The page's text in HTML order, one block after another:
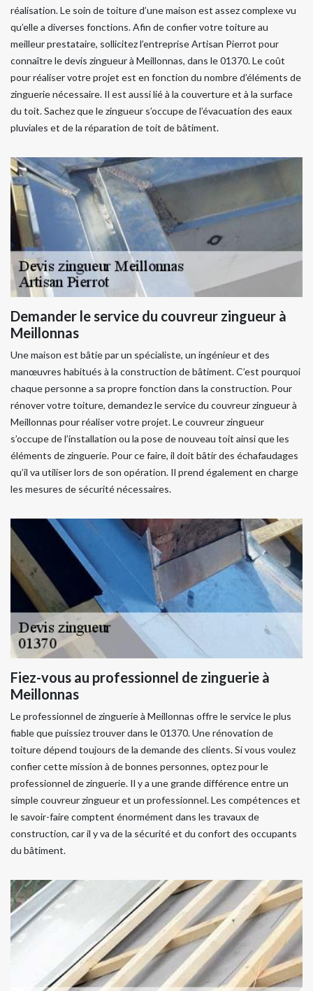
réalisation. Le soin de toiture d’une maison est assez complexe vu
qu’elle a diverses fonctions. Afin de confier votre toiture au
meilleur prestataire, sollicitez l’entreprise Artisan Pierrot pour
connaître le devis zingueur à Meillonnas, dans le 01370. Le coût
pour réaliser votre projet est en fonction du nombre d’éléments de
zinguerie nécessaire. Il est aussi lié à la couverture et à la surface
du toit. Sachez que le zingueur s’occupe de l’évacuation des eaux
pluviales et de la réparation de toit de bâtiment.
Demander le service du couvreur zingueur à
Meillonnas
Une maison est bâtie par un spécialiste, un ingénieur et des
manœuvres habitués à la construction de bâtiment. C’est pourquoi
chaque personne a sa propre fonction dans la construction. Pour
rénover votre toiture, demandez le service du couvreur zingueur à
Meillonnas pour réaliser votre projet. Le couvreur zingueur
s’occupe de l’installation ou la pose de nouveau toit ainsi que les
éléments de zinguerie. Pour ce faire, il doit bâtir des échafaudages
qu’il va utiliser lors de son opération. Il prend également en charge
les mesures de sécurité nécessaires.
Fiez-vous au professionnel de zinguerie à
Meillonnas
Le professionnel de zinguerie à Meillonnas offre le service le plus
fiable que puissiez trouver dans le 01370. Une rénovation de
toiture dépend toujours de la demande des clients. Si vous voulez
confier cette mission à de bonnes personnes, optez pour le
professionnel de zinguerie. Il y a une grande différence entre un
simple couvreur zingueur et un professionnel. Les compétences et
le savoir-faire comptent énormément dans les travaux de
construction, car il y va de la sécurité et du confort des occupants
du bâtiment.